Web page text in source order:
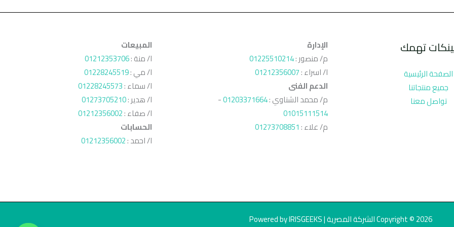
تهمك
الصفحة الرئيسية
جميع منتجاتنا
تواصل معنا
الإدارة
م/ منصور :01225510214
ا/ اسراء :01212356007
الدعم الفنى
م/ محمد الشناوي :01203371664
-
01015111514
م/ علاء :01273708851
المبيعات
ا/ منة :01212353706
ا/ مي :01228245519
ا/ سماء :01228245573
ا/ هدير :01273705210
ا/ صفاء :01212356002
الحسابات
ا/ احمد :01212356002
Copyright © 2026 الشركة المصرية | Powered by IRISGEEKS